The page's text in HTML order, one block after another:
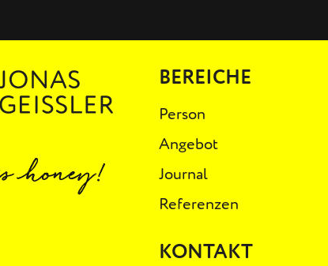
BEREICHE
Person
Angebot
Journal
Referenzen
KONTAKT